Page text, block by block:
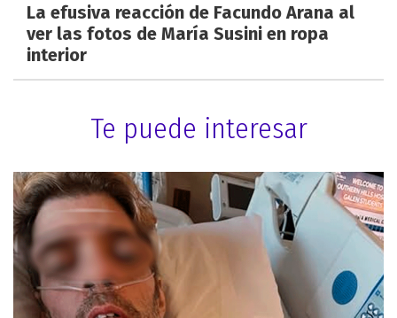
La efusiva reacción de Facundo Arana al
ver las fotos de María Susini en ropa
interior
Te puede interesar